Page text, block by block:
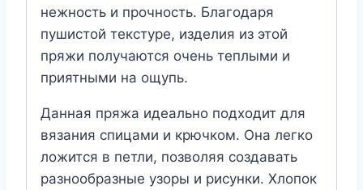
нежность и прочность. Благодаря
пушистой текстуре, изделия из этой
пряжи получаются очень теплыми и
приятными на ощупь.
Данная пряжа идеально подходит для
вязания спицами и крючком. Она легко
ложится в петли, позволяя создавать
разнообразные узоры и рисунки. Хлопок